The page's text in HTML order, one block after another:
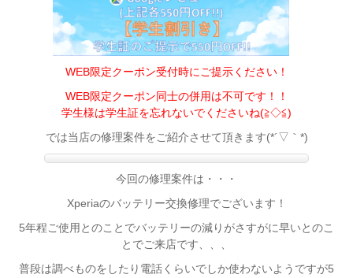
WEB限定クーポン受付時にご提示ください！
WEB限定クーポン同士の併用は不可です！！
学生様は学生証を忘れないでくださいね(≧◇≦)
では当店の修理案件をご紹介させて頂きます(*´▽｀*)
今回の修理案件は・・・
Xperiaのバッテリー交換修理でございます！
5年程ご使用とのことでバッテリーの減りがさすがに早いとのこ
とでご来店です、、、
普段は調べものをしたり電話くらいでしか使わないようですが5